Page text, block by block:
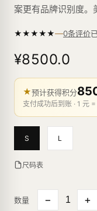
案更有品牌识别度。
★★★★★—0条评价
¥8500.0
★预计获得积分
支付成功后到账 · 1 元
S L
尺码表
数量 − +